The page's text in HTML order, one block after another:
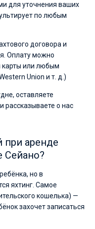
для уточнения ваших
по любым
договора и
Оплату можно
карты или любым
Union и т. д.)
оставляете
рассказываете о нас
при аренде
Сейано?
но в
яхтинг. Самое
кошелька) —
захочет записаться